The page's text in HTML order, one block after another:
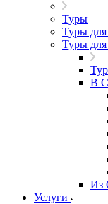
Туры
Туры
Туры
В
Из
Услуги